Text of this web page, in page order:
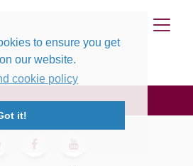
to ensure you get
our website.
cookie policy
it!